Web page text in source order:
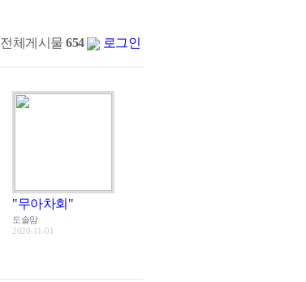
전체게시물 654 로그인
"무아차회"
도솔암
2020-11-01